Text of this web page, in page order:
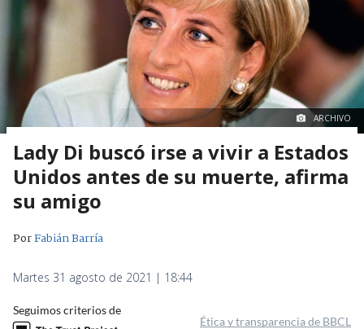
ARCHIVO
Lady Di buscó irse a vivir a Estados
Unidos antes de su muerte, afirma
su amigo
PorFabián Barría
Martes 31 agosto de 2021 | 18:44
Seguimos criterios de
Ética y transparencia de BBCL